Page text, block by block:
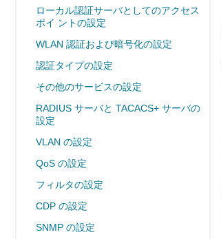
ローカル認証サーバとしてのアクセス
ポイ ントの設定
WLAN 認証および暗号化の設定
認証タイプの設定
その他のサービスの設定
RADIUS サーバと TACACS+ サーバの
設定
VLAN の設定
QoS の設定
フィルタの設定
CDP の設定
SNMP の設定